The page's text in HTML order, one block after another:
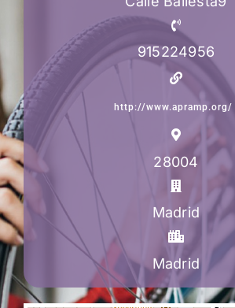
915224956
http://www.apramp.org/
28004
Madrid
Madrid